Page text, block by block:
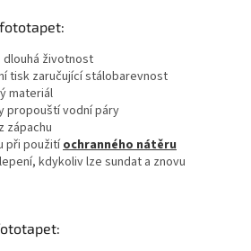
dlouhá životnost
tisk zaručující stálobarevnost
materiál
propouští vodní páry
zápachu
při použitíochranného nátěru
kdykoliv lze sundat a znovu